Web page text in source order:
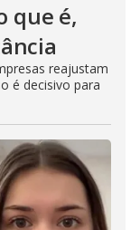
que é,
reajustam
é decisivo para